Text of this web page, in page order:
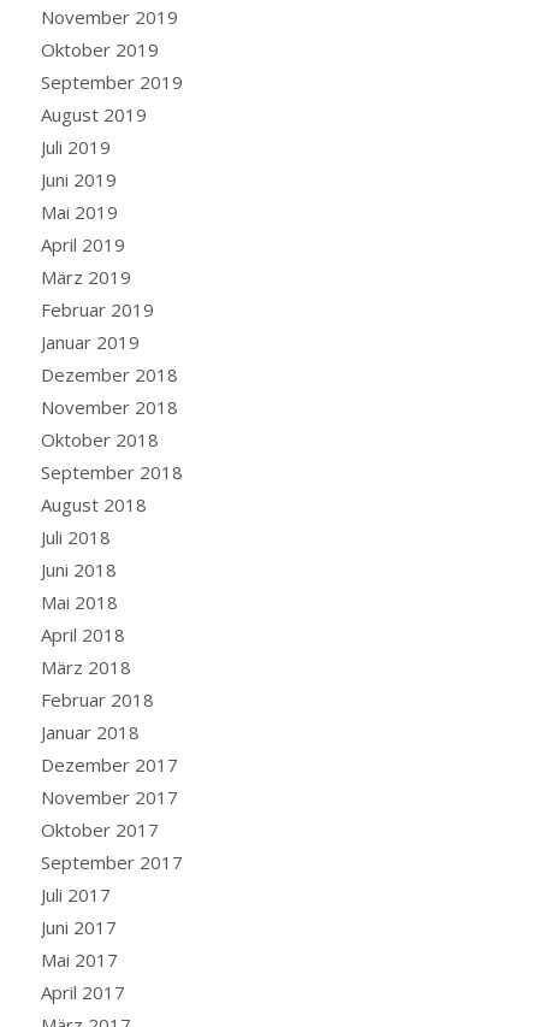
November 2019
Oktober 2019
September 2019
August 2019
Juli 2019
Juni 2019
Mai 2019
April 2019
März 2019
Februar 2019
Januar 2019
Dezember 2018
November 2018
Oktober 2018
September 2018
August 2018
Juli 2018
Juni 2018
Mai 2018
April 2018
März 2018
Februar 2018
Januar 2018
Dezember 2017
November 2017
Oktober 2017
September 2017
Juli 2017
Juni 2017
Mai 2017
April 2017